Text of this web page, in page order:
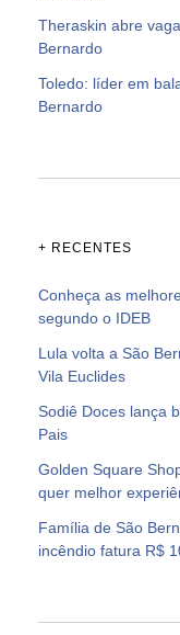
Theraskin abre
Bernardo
Toledo: líder em
Bernardo
+ RECENTES
Conheça as
segundo o IDEB
Lula volta a São
Vila Euclides
Sodiê Doces lança
Pais
Golden Square
quer melhor
Família de São
incêndio fatura R$